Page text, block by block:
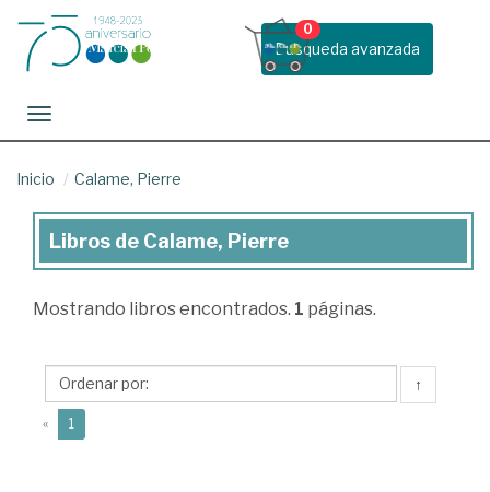
Busqueda avanzada
0
Toggle navigation
Inicio Calame, Pierre
Libros
Calame,
Libros de Calame, Pierre
Mostrando libros encontrados. 1 páginas.
↑
« 1